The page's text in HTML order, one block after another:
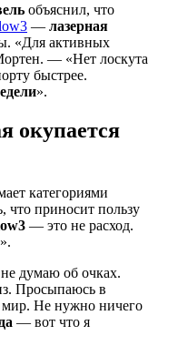
объяснил, что
— лазерная
«Для активных
— «Нет лоскута
быстрее.
».
окупается
категориями
что приносит пользу
— это не расход.
думаю об очках.
Просыпаюсь в
Не нужно ничего
— вот что я